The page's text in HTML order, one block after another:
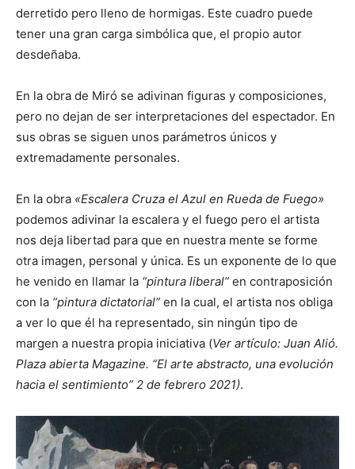
derretido pero lleno de hormigas. Este cuadro puede
tener una gran carga simbólica que, el propio autor
desdeñaba.
En la obra de Miró se adivinan figuras y composiciones,
pero no dejan de ser interpretaciones del espectador. En
sus obras se siguen unos parámetros únicos y
extremadamente personales.
En la obra «Escalera Cruza el Azul en Rueda de Fuego»
podemos adivinar la escalera y el fuego pero el artista
nos deja libertad para que en nuestra mente se forme
otra imagen, personal y única. Es un exponente de lo que
he venido en llamar la “pintura liberal” en contraposición
con la “pintura dictatorial” en la cual, el artista nos obliga
a ver lo que él ha representado, sin ningún tipo de
margen a nuestra propia iniciativa (Ver artículo: Juan Alió.
Plaza abierta Magazine. “El arte abstracto, una evolución
hacia el sentimiento” 2 de febrero 2021).